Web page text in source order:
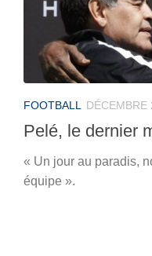
FOOTBALL DÉCEMBRE
Pelé, le dernier
« Un jour au paradis,
équipe ».